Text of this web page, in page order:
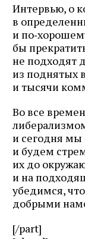
Интервью, о
в
и
бы
не подходят
из поднятых
и тысячи
Во все
и сегодня мы
и будем
их до
и на
убедимся,
добрыми
[/part]